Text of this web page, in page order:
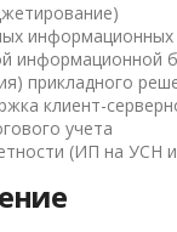
информационных
информационной
прикладного
клиент-
учета
(ИП на УСН